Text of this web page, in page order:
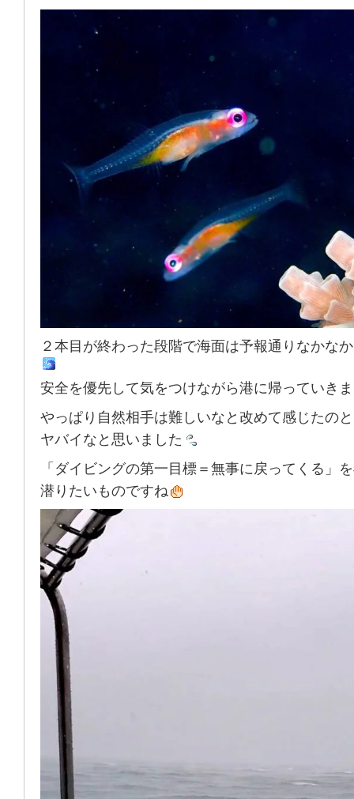
２本目が終わった段階で海面は予報通りなかな
安全を優先して気をつけながら港に帰っていき
やっぱり自然相手は難しいなと改めて感じたの
ヤバイなと思いました
「ダイビングの第一目標＝無事に戻ってくる」
潜りたいものですね